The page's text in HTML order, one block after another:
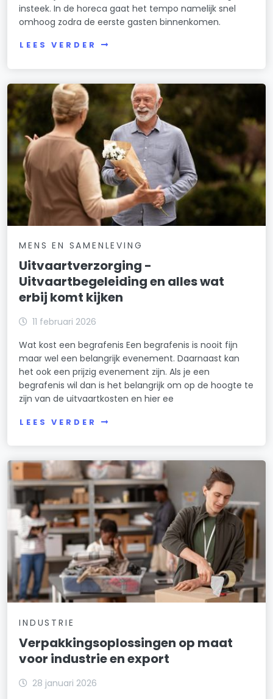
insteek. In de horeca gaat het tempo namelijk snel
omhoog zodra de eerste gasten binnenkomen.
LEES VERDER
MENS EN SAMENLEVING
Uitvaartverzorging -
Uitvaartbegeleiding en alles wat
erbij komt kijken
11 februari 2026
Wat kost een begrafenis Een begrafenis is nooit fijn
maar wel een belangrijk evenement. Daarnaast kan
het ook een prijzig evenement zijn. Als je een
begrafenis wil dan is het belangrijk om op de hoogte te
zijn van de uitvaartkosten en hier ee
LEES VERDER
INDUSTRIE
Verpakkingsoplossingen op maat
voor industrie en export
28 januari 2026